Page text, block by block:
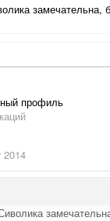
замечательна,
профиль
2014